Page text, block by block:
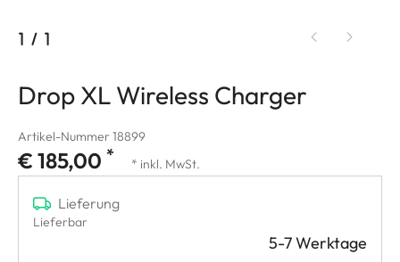
1 / 1
Drop XL Wireless Charger
Artikel-Nummer 18899
€ 185,00 * * inkl. MwSt.
Lieferung
Lieferbar
5-7 Werktage